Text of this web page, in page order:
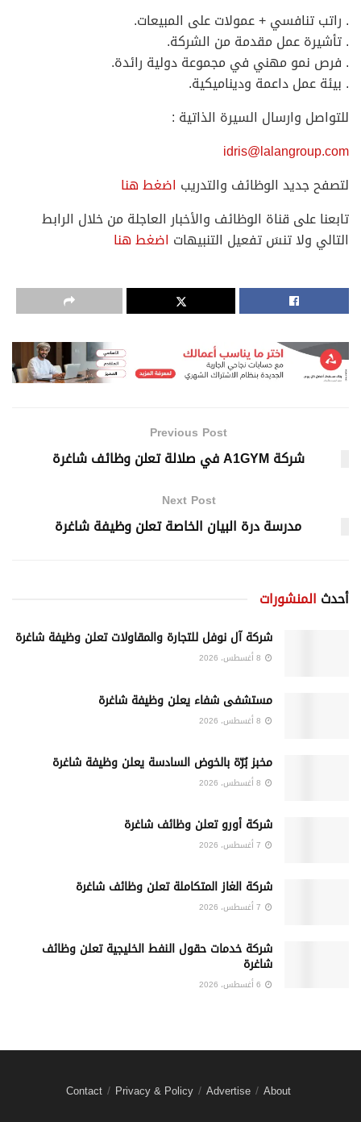
. راتب تنافسي + عمولات على المبيعات.
. تأشيرة عمل مقدمة من الشركة.
. فرص نمو مهني في مجموعة دولية رائدة.
. بيئة عمل داعمة وديناميكية.
للتواصل وارسال السيرة الذاتية :
idris@lalangroup.com
لتصفح جديد الوظائف والتدريب اضغط هنا
تابعنا على قناة الوظائف والأخبار العاجلة من خلال الرابط
التالي ولا تنسَ تفعيل التنبيهات اضغط هنا
Previous Post
شركة A1GYM في صلالة تعلن وظائف شاغرة
Next Post
مدرسة درة البيان الخاصة تعلن وظيفة شاغرة
أحدث المنشورات
شركة آل نوفل للتجارة والمقاولات تعلن وظيفة شاغرة
مستشفى شفاء يعلن وظيفة شاغرة
مخبز بُرّة بالخوض السادسة يعلن وظيفة شاغرة
شركة أورو تعلن وظائف شاغرة
شركة الغاز المتكاملة تعلن وظائف شاغرة
شركة خدمات حقول النفط الخليجية تعلن وظائف
شاغرة
About
Advertise
Privacy & Policy
Contact